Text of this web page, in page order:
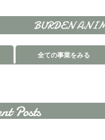
全ての事業をみる